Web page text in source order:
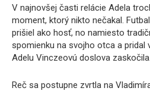
V najnovšej časti relácie Adela
moment, ktorý nikto nečakal.
prišiel ako hosť, no namiesto
spomienku na svojho otca a pridal
Adelu Vinczeovú doslova zaskočila.
Reč sa postupne zvrtla na